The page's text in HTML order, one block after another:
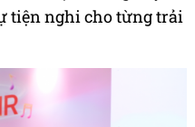
tiện nghi cho từng trải